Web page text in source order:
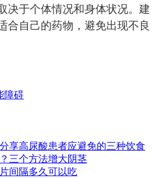
决于个体情况和身体状况。建
合自己的药物，避免出现不良
障碍
享高尿酸患者应避免的三种饮食
三个方法增大阴茎
间隔多久可以吃